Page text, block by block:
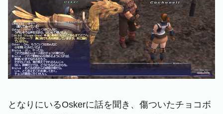
となりにいるOskerに話を聞き、傷ついたチョコボ